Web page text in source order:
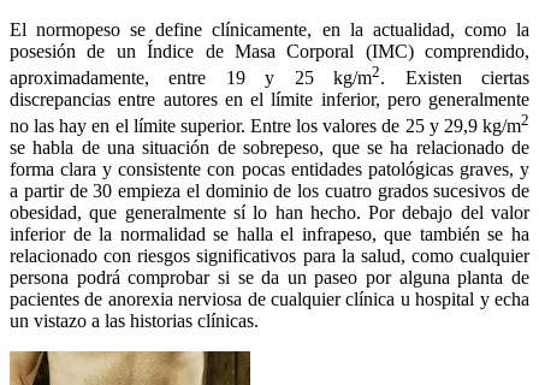
El normopeso se define clínicamente, en la actualidad, como la
posesión de un Índice de Masa Corporal (IMC) comprendido,
aproximadamente, entre 19 y 25 kg/m2. Existen ciertas
discrepancias entre autores en el límite inferior, pero generalmente
no las hay en el límite superior. Entre los valores de 25 y 29,9 kg/m2
se habla de una situación de sobrepeso, que se ha relacionado de
forma clara y consistente con pocas entidades patológicas graves, y
a partir de 30 empieza el dominio de los cuatro grados sucesivos de
obesidad, que generalmente sí lo han hecho. Por debajo del valor
inferior de la normalidad se halla el infrapeso, que también se ha
relacionado con riesgos significativos para la salud, como cualquier
persona podrá comprobar si se da un paseo por alguna planta de
pacientes de anorexia nerviosa de cualquier clínica u hospital y echa
un vistazo a las historias clínicas.